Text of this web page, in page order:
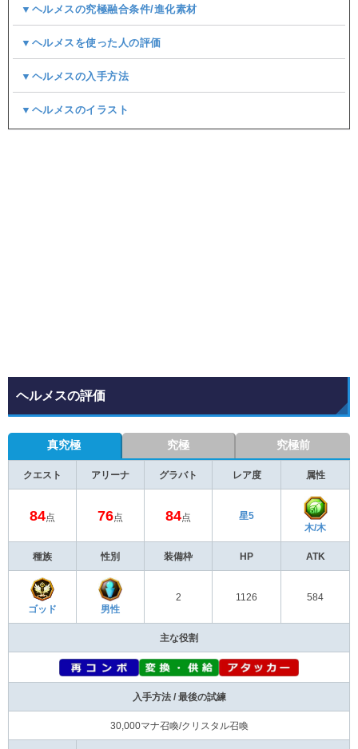
▼ヘルメスの究極融合条件/進化素材
▼ヘルメスを使った人の評価
▼ヘルメスの入手方法
▼ヘルメスのイラスト
ヘルメスの評価
真究極 究極 究極前
クエスト アリーナ グラバト レア度 属性
84点 76点 84点
星5
木/木
種族 性別 装備枠 HP ATK
ゴッド 男性
2 1126 584
主な役割
入手方法 / 最後の試練
30,000マナ召喚/クリスタル召喚